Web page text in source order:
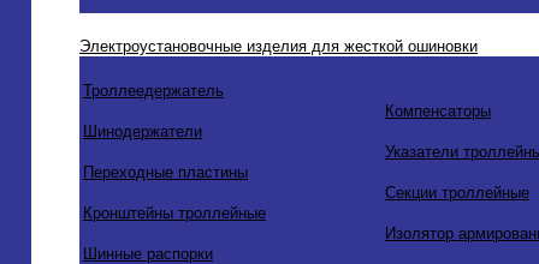
Электроустановочные изделия для жесткой ошиновки
Троллеедержатель
Шинодержатели
Переходные пластины
Кронштейны троллейные
Шинные распорки
Компенсаторы
Указатели
Секции троллейные
Изолятор